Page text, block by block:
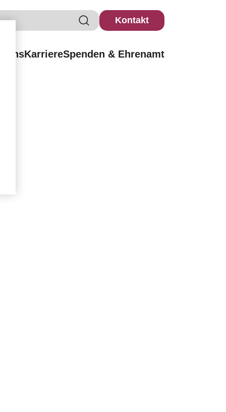
Kontakt
unsKarriereSpenden & Ehrenamt